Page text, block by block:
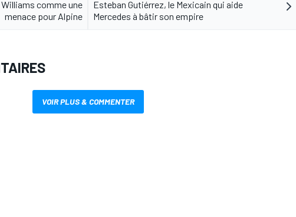
comme une
menace pour Alpine
Esteban Gutiérrez, le Mexicain qui aide
Mercedes à bâtir son empire
VOIR PLUS & COMMENTER